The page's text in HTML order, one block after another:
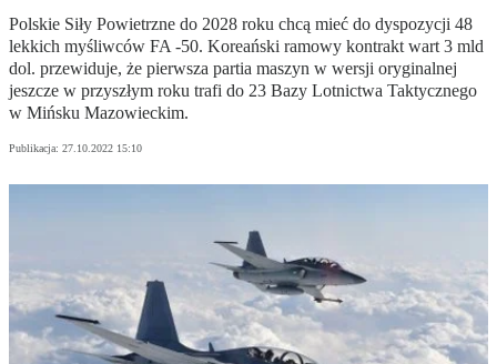
Polskie Siły Powietrzne do 2028 roku chcą mieć do dyspozycji 48
lekkich myśliwców FA -50. Koreański ramowy kontrakt wart 3 mld
dol. przewiduje, że pierwsza partia maszyn w wersji oryginalnej
jeszcze w przyszłym roku trafi do 23 Bazy Lotnictwa Taktycznego
w Mińsku Mazowieckim.
Publikacja: 27.10.2022 15:10